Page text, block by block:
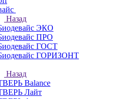
Назад
ЭКО
ПРО
ГОСТ
ГОРИЗОНТ
Назад
Balance
Лайт